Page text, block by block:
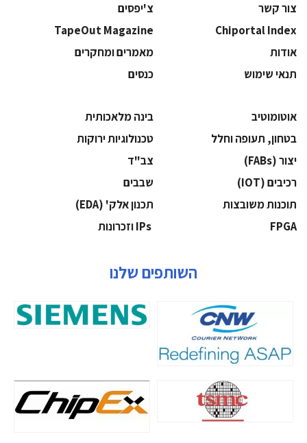
צור קשר
צ'יפסים
Chiportal Index
TapeOut Magazine
אודות
מאמרים ומחקרים
תנאי שימוש
כנסים
אוטומוטיב
בינה מלאכותית
בטחון, תעופה וחלל
‫טכנולוגיות ירוקות‬
‫יצור (‪(FABs‬‬
‫צב"ד‬
‫רכיבים‬ (IOT)
‫שבבים‬
‫תוכנות משובצות‬
‫תכנון אלק' (‪(EDA‬‬
‫‪FPGA‬‬
השותפים שלנו